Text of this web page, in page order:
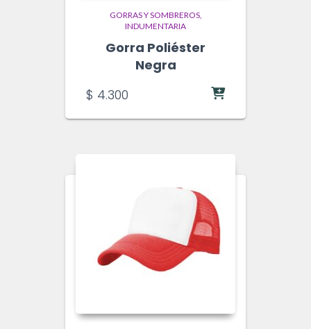
GORRAS Y SOMBREROS
INDUMENTARIA
Gorra Poliéster
Negra
$ 4.300